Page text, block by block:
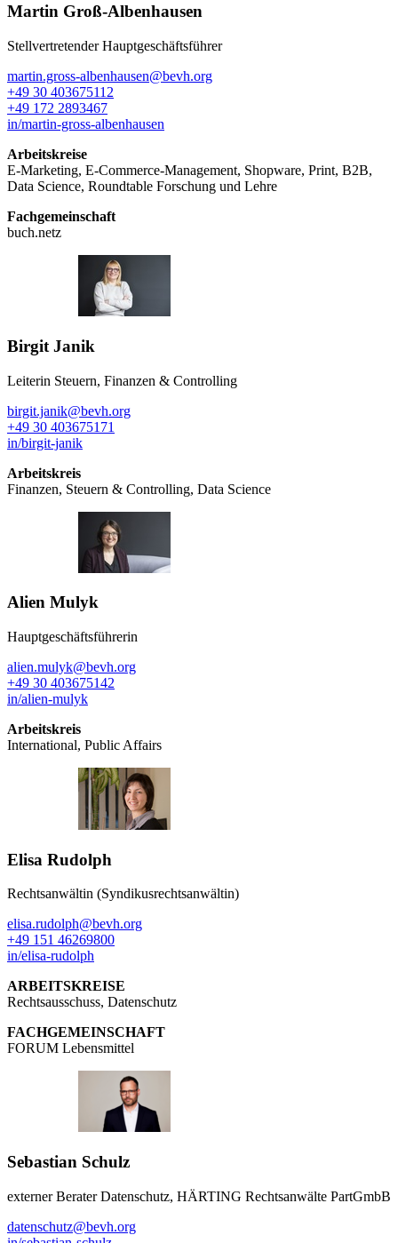
Martin Groß-Albenhausen
Stellvertretender Hauptgeschäftsführer
martin.gross-albenhausen@bevh.org
+49 30 403675112
+49 172 2893467
in/martin-gross-albenhausen
Arbeitskreise
E-Marketing, E-Commerce-Management, Shopware, Print, B2B,
Data Science, Roundtable Forschung und Lehre
Fachgemeinschaft
buch.netz
Birgit Janik
Leiterin Steuern, Finanzen & Controlling
birgit.janik@bevh.org
+49 30 403675171
in/birgit-janik
Arbeitskreis
Finanzen, Steuern & Controlling, Data Science
Alien Mulyk
Hauptgeschäftsführerin
alien.mulyk@bevh.org
+49 30 403675142
in/alien-mulyk
Arbeitskreis
International, Public Affairs
Elisa Rudolph
Rechtsanwältin (Syndikusrechtsanwältin)
elisa.rudolph@bevh.org
+49 151 46269800
in/elisa-rudolph
ARBEITSKREISE
Rechtsausschuss, Datenschutz
FACHGEMEINSCHAFT
FORUM Lebensmittel
Sebastian Schulz
externer Berater Datenschutz, HÄRTING Rechtsanwälte PartGmbB
datenschutz@bevh.org